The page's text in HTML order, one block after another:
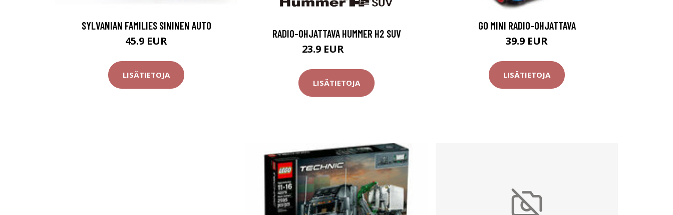
SYLVANIAN FAMILIES SININEN AUTO
45.9 EUR
LISÄTIETOJA
RADIO-OHJATTAVA HUMMER H2 SUV
23.9 EUR
LISÄTIETOJA
GO MINI RADIO-OHJATTAVA
39.9 EUR
LISÄTIETOJA